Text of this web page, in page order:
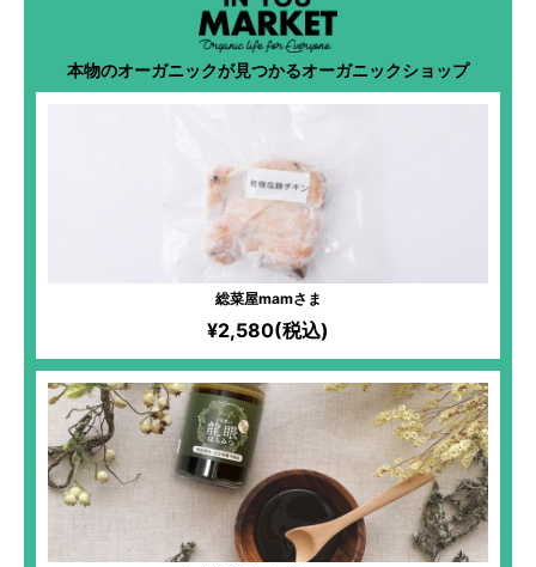
本物のオーガニックが見つかるオーガニックショップ
総菜屋mamさま
¥2,580(税込)